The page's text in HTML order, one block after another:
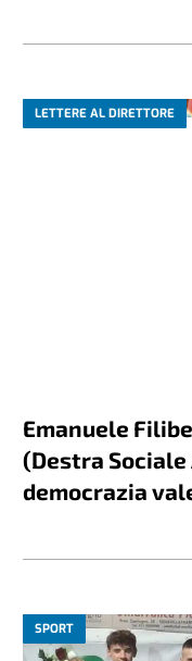
LETTERE AL DIRETTORE
Emanuele
(Destra Sociale
democrazia
SPORT